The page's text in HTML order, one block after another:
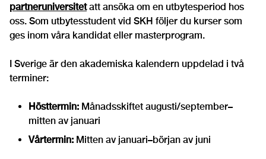
partneruniversitetatt ansöka om en utbytesperiod hos
oss. Som utbytesstudent vid SKH följer du kurser som
ges inom våra kandidat eller masterprogram.
I Sverige är den akademiska kalendern uppdelad i två
terminer:
Hösttermin: Månadsskiftet augusti/september–
mitten av januari
Vårtermin: Mitten av januari–början av juni